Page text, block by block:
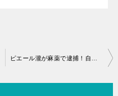
ピエール瀧が麻薬で逮捕！自宅はどこ？出演番組と賠償金は？